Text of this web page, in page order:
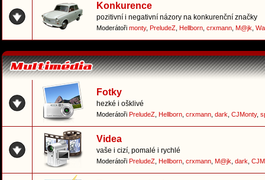
Konkurence
pozitivní i negativní názory na konkurenční značky
Moderátoři monty, PreludeZ Hellborn crxmann M@jk
Fotky
hezké i ošklivé
Moderátoři PreludeZ Hellborn crxmann dark CJMonty,
Videa
vaše i cizí, pomalé i rychlé
Moderátoři PreludeZ Hellborn crxmann M@jk dark